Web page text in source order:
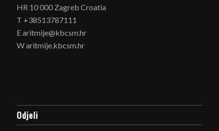
HR 10 000 Zagreb Croatia
T +38513787111
E aritmije@kbcsm.hr
W aritmije.kbcsm.hr
Odjeli